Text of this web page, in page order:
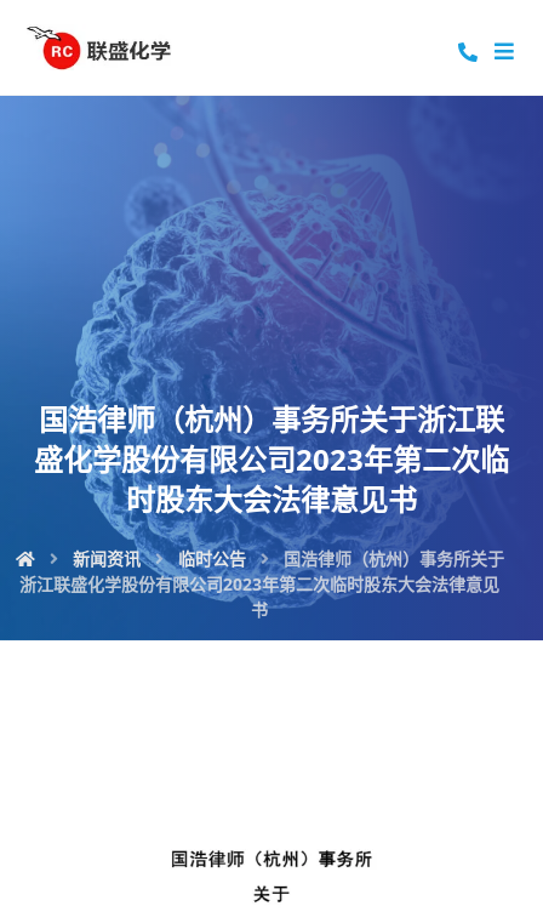
国浩律师（杭州）事务所关于浙江联
盛化学股份有限公司2023年第二次临
时股东大会法律意见书
新闻资讯 临时公告
国浩律师（杭州）事务所关于
浙江联盛化学股份有限公司2023年第二次临时股东大会法律意见
书